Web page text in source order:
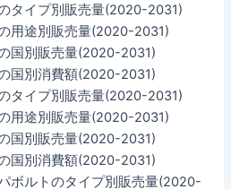
タイプ別販売量(2020-2031)
用途別販売量(2020-2031)
国別販売量(2020-2031)
国別消費額(2020-2031)
タイプ別販売量(2020-2031)
用途別販売量(2020-2031)
国別販売量(2020-2031)
国別消費額(2020-2031)
ボルトのタイプ別販売量(2020-